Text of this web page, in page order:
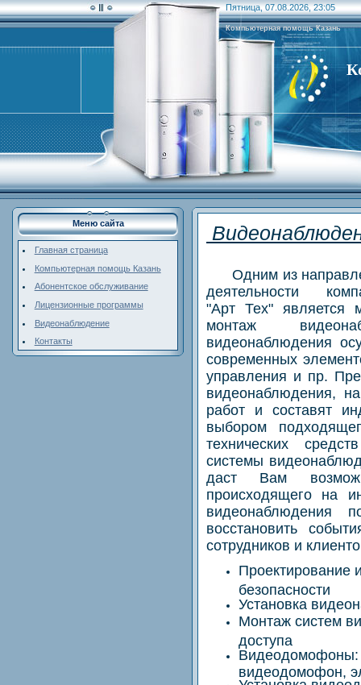
Пятница, 07.08.2026, 23:05
Компьютерная помощь Казань
Меню сайта
Главная страница
Компьютерная помощь Казань
Абонентское обслуживание
Лицензионные программы
Видеонаблюдение
Контакты
Одним из
деятельности
"Арт Тех" является
монтаж
видеонаблюдения
современных
управления и пр.
видеонаблюдения,
работ и составят
выбором
технических
системы
даст Вам
происходящего на
видеонаблюдения
восстановить
сотрудников и
Проектирование
безопасности
Установка
Монтаж систем
доступа
Видеодомофоны:
видеодомофон,